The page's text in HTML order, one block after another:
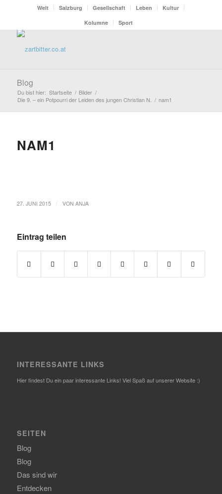
Welt Salzburg Gesellschaft Leben
Kultur
Kolumne
Sport
Blog
Du bist hier: Startseite / Bilder /
Die 9. – ein Potpourri der Leiden des jungen Christian N.
/ nam1
NAM1
27. JUNI 2015 VON ANJA
Eintrag teilen
INTERESSANTE LINKS
Hier findest Du ein paar interessante Links! Viel Spaß auf unserer Website :)
SEITEN
Blog
Blog
Das sind wir
Entdecken